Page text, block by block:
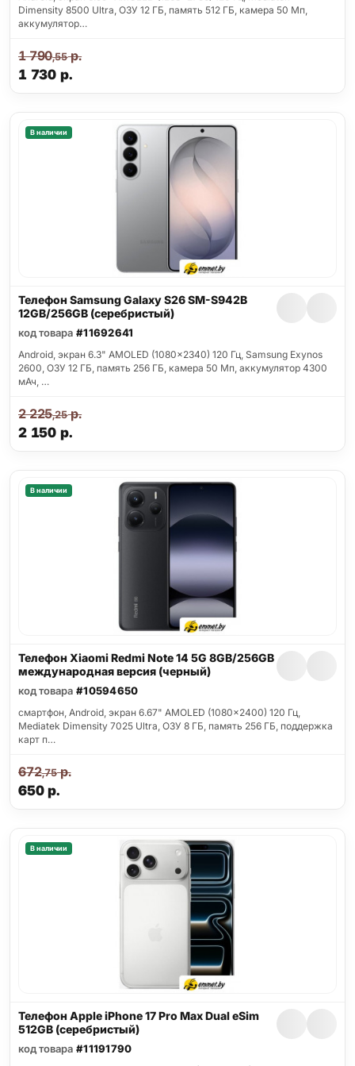
Dimensity 8500 Ultra, ОЗУ 12 ГБ, память 512 ГБ, камера 50 Мп,
аккумулятор…
1 730 р.
1 790,55р.
В наличии
Телефон Samsung Galaxy S26 SM-S942B
12GB/256GB (серебристый)
код товара #11692641
Android, экран 6.3" AMOLED (1080x2340) 120 Гц, Samsung Exynos
2600, ОЗУ 12 ГБ, память 256 ГБ, камера 50 Мп, аккумулятор 4300
мАч, …
2 150 р.
2 225,25р.
В наличии
Телефон Xiaomi Redmi Note 14 5G 8GB/256GB
международная версия (черный)
код товара #10594650
смартфон, Android, экран 6.67" AMOLED (1080x2400) 120 Гц,
Mediatek Dimensity 7025 Ultra, ОЗУ 8 ГБ, память 256 ГБ, поддержка
карт п…
650р.
672,75р.
В наличии
Телефон Apple iPhone 17 Pro Max Dual eSim
512GB (серебристый)
код товара #11191790